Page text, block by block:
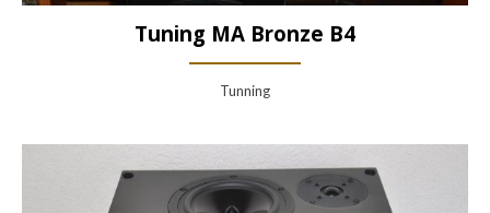
Tuning MA Bronze B4
Tunning